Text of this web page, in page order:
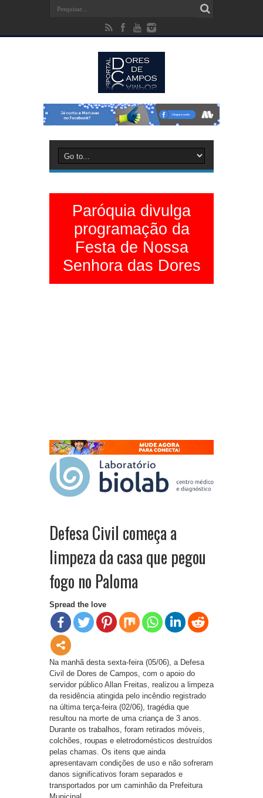
Paróquia divulga
programação da
Festa de Nossa
Senhora das Dores
Defesa Civil começa a
limpeza da casa que pegou
fogo no Paloma
Spread the love
Na manhã desta sexta-feira (05/06), a Defesa
Civil de Dores de Campos, com o apoio do
servidor público Allan Freitas, realizou a limpeza
da residência atingida pelo incêndio registrado
na última terça-feira (02/06), tragédia que
resultou na morte de uma criança de 3 anos.
Durante os trabalhos, foram retirados móveis,
colchões, roupas e eletrodomésticos destruídos
pelas chamas. Os itens que ainda
apresentavam condições de uso e não sofreram
danos significativos foram separados e
transportados por um caminhão da Prefeitura